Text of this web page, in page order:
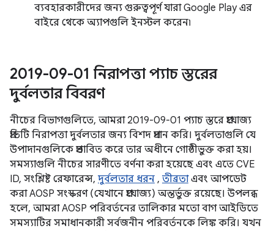
ব্যবহারকারীদের জন্য গুরুত্বপূর্ণ যারা Google Play এর
বাইরে থেকে অ্যাপগুলি ইনস্টল করেন৷
2019-09-01 নিরাপত্তা প্যাচ স্তরের
দুর্বলতার বিবরণ
নীচের বিভাগগুলিতে, আমরা 2019-09-01 প্যাচ স্তরে প্রযোজ্য
প্রতিটি নিরাপত্তা দুর্বলতার জন্য বিশদ প্রদান করি। দুর্বলতাগুলি যে
উপাদানগুলিকে প্রভাবিত করে তার অধীনে গোষ্ঠীভুক্ত করা হয়।
সমস্যাগুলি নীচের সারণীতে বর্ণনা করা হয়েছে এবং এতে CVE
ID, সংশ্লিষ্ট রেফারেন্স, দুর্বলতার ধরন , তীব্রতাএবং আপডেট
করা AOSP সংস্করণ (যেখানে প্রযোজ্য) অন্তর্ভুক্ত রয়েছে। উপলব্ধ
হলে, আমরা AOSP পরিবর্তনের তালিকার মতো বাগ আইডিতে
সমস্যাটির সমাধানকারী সর্বজনীন পরিবর্তনকে লিঙ্ক করি। যখন